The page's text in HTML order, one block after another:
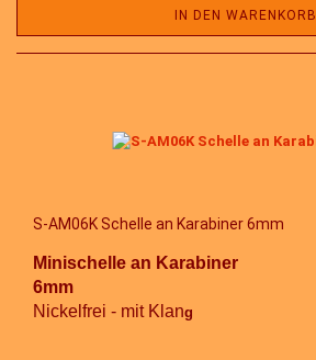
IN DEN WARENKORB
S-AM06K Schelle an Karabiner 6mm
Minischelle an Karabiner
6mm
Nickelfrei - mit Klang